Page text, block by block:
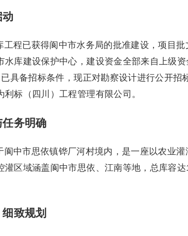
工程已获得阆中市水务局的批准建设，项目
水库建设保护中心，建设资金全部来自上级
具备招标条件，现正对勘察设计进行公开招
标（四川）工程管理有限公司。
务明确
阆中市思依镇铧厂河村境内，是一座以农业
灌区域涵盖阆中市思依、江南等地，总库容
致规划